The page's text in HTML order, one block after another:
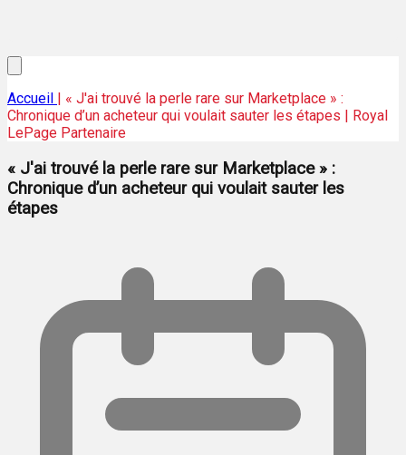
Accueil | « J'ai trouvé la perle rare sur Marketplace » :
Chronique d’un acheteur qui voulait sauter les étapes | Royal
LePage Partenaire
« J'ai trouvé la perle rare sur Marketplace » :
Chronique d’un acheteur qui voulait sauter les
étapes